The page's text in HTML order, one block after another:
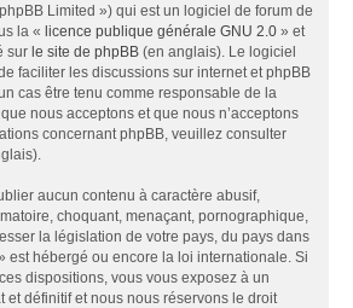
Limited ») qui est un logiciel de forum de
la « licence publique générale GNU 2.0 » et
sur le site de phpBB (en anglais). Le logiciel
faciliter les discussions sur internet et phpBB
cas être tenu comme responsable de la
nous acceptons et que nous n’acceptons
concernant phpBB, veuillez consulter
aucun contenu à caractère abusif,
choquant, menaçant, pornographique,
la législation de votre pays, du pays dans
est hébergé ou encore la loi internationale. Si
dispositions, vous vous exposez à un
et définitif et nous nous réservons le droit